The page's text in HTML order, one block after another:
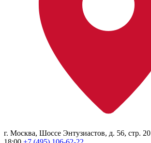
г. Москва, Шоссе Энтузиастов, д. 56, стр. 20